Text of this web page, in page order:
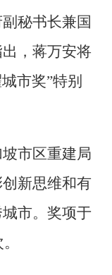
秘书长兼国
，蒋万安将
市奖”特别
市区重建局
新思维和有
市。奖项于